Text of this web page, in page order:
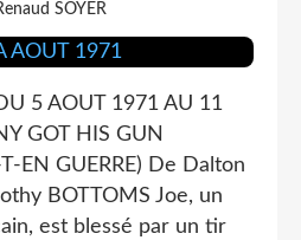
SOYER
5 AOUT 1971 AU 11
GOT HIS GUN
EN GUERRE) De Dalton
BOTTOMS Joe, un
est blessé par un tir